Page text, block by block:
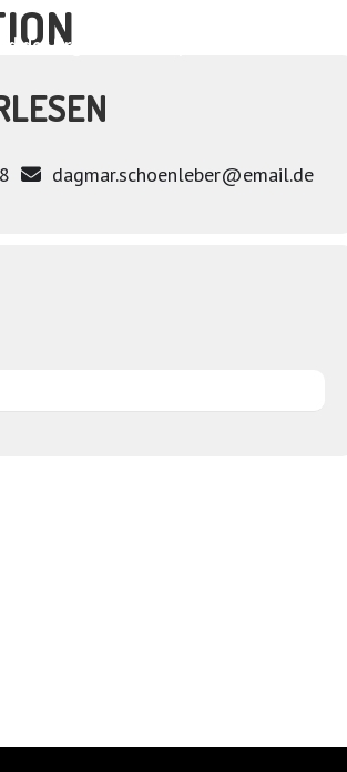
der Organismus
dagmar.schoenleber@email.de